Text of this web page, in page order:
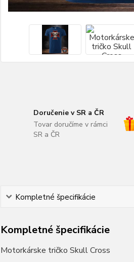
Doručenie v SR a ČR
Tovar doručíme v rámci
SR a ČR
Kompletné špecifikácie
Kompletné špecifikácie
Motorkárske tričko Skull Cross